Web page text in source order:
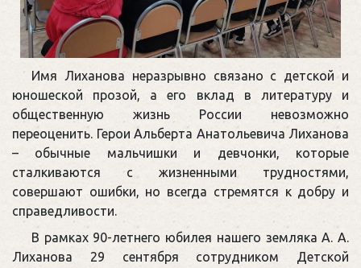
Имя Лиханова неразрывно связано с детской и
юношеской прозой, а его вклад в литературу и
общественную жизнь России невозможно
переоценить. Герои Альберта Анатольевича Лиханова
– обычные мальчишки и девчонки, которые
сталкиваются с жизненными трудностями,
совершают ошибки, но всегда стремятся к добру и
справедливости.
В рамках 90-летнего юбилея нашего земляка А. А.
Лиханова 29 сентября сотрудником Детской